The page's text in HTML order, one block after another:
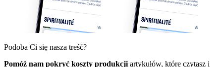
Podoba Ci się nasza treść?
Pomóż nam pokryć koszty produkcji artykułów, które czytasz i